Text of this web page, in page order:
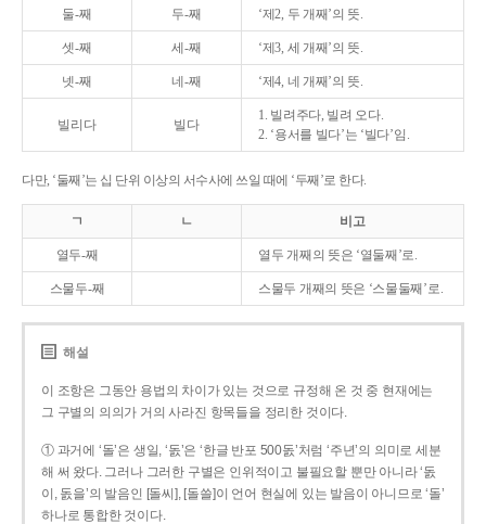
둘-째 두-째 ‘제2, 두 개째’의 뜻.
셋-째 세-째 ‘제3, 세 개째’의 뜻.
넷-째 네-째 ‘제4, 네 개째’의 뜻.
빌리다 빌다
1. 빌려주다, 빌려 오다.
2. ‘용서를 빌다’는 ‘빌다’임.
다만, ‘둘째’는 십 단위 이상의 서수사에 쓰일 때에 ‘두째’로 한다.
ㄱ ㄴ 비고
열두-째 열두 개째의 뜻은 ‘열둘째’로.
스물두-째 스물두 개째의 뜻은 ‘스물둘째’로.
해설
이 조항은 그동안 용법의 차이가 있는 것으로 규정해 온 것 중 현재에는
그 구별의 의의가 거의 사라진 항목들을 정리한 것이다.
① 과거에 ‘돌’은 생일, ‘돐’은 ‘한글 반포 500돐’처럼 ‘주년’의 의미로 세분
해 써 왔다. 그러나 그러한 구별은 인위적이고 불필요할 뿐만 아니라 ‘돐
이, 돐을’의 발음인 [돌씨], [돌쓸]이 언어 현실에 있는 발음이 아니므로 ‘돌’
하나로 통합한 것이다.